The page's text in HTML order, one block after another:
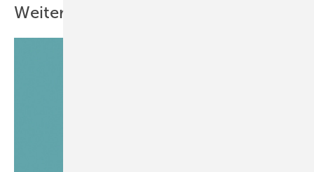
Weitere Inhalte